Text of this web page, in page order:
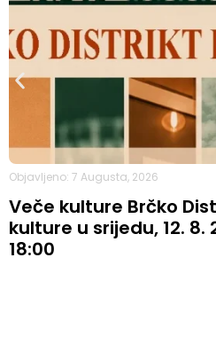
Objavljeno: 7 Augusta, 2026
Veče kulture Brčko
kulture u srijedu, 12. 8.
18:00